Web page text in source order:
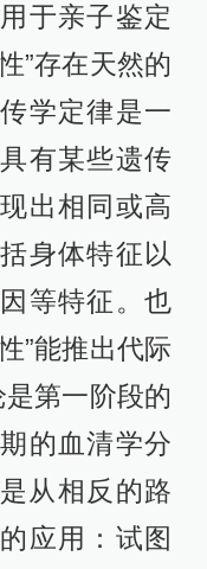
于亲子鉴定
”存在天然的
学定律是一
有某些遗传
出相同或高
身体特征以
等特征。也
”能推出代际
是第一阶段的
的血清学分
从相反的路
应用：试图